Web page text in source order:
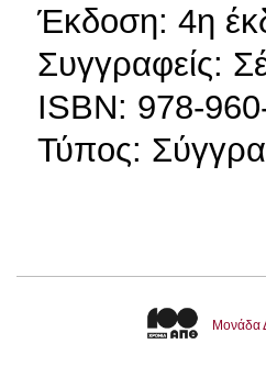
Έκδοση: 4η
Συγγραφείς:
ISBN: 978-
Τύπος:
Μονάδα